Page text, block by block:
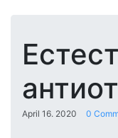
April 16. 2020 0